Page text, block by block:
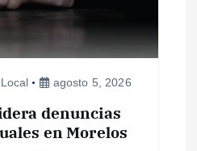
Local agosto 5, 2026
denuncias
en Morelos